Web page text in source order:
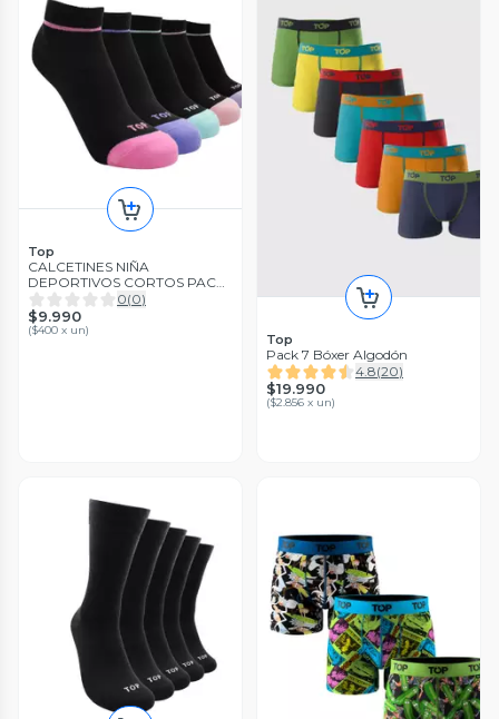
Top
CALCETINES NIÑA
DEPORTIVOS CORTOS PACK
5 C1 TOP
0(0)
$9.990
($400 x un)
Top
Pack 7 Bóxer Algodón
4.8(20)
$19.990
($2.856 x un)